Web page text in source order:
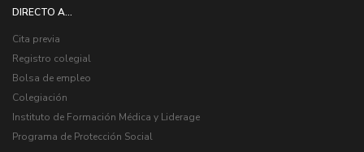
DIRECTO A...
Cita previa
Registro colegial
Bolsa de empleo
Colegiación
Instituto de Formación Médica y Liderage
Programa de Protección Social